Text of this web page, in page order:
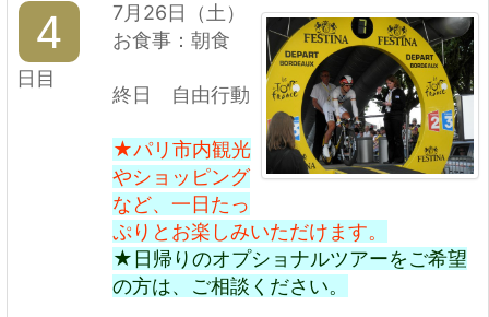
4
日目
7月26日（土）
お食事：朝食
終日 自由行動
★パリ市内観光
やショッピング
など、一日たっ
ぷりとお楽しみいただけます。
★日帰りのオプショナルツアーをご希望
の方は、ご相談ください。